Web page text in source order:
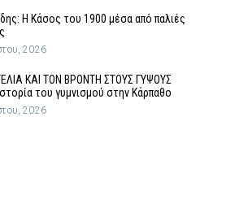
Η Κάσος του 1900 μέσα από παλιές
2026
ΚΑΙ ΤΟΝ ΒΡΟΝΤΗ ΣΤΟΥΣ ΓΥΨΟΥΣ
του γυμνισμού στην Κάρπαθο
2026